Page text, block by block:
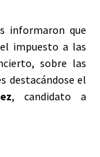
informaron que
impuesto a las
sobre las
destacándose el
, candidato a